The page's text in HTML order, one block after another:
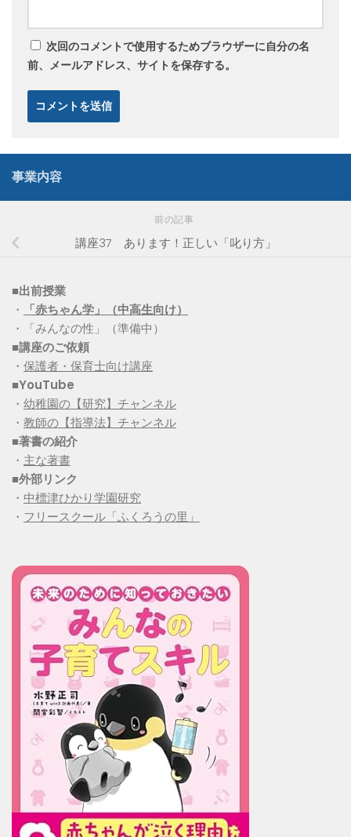
次回のコメントで使用するためブラウザーに自分の名
前、メールアドレス、サイトを保存する。
事業内容
前の記事
講座37 あります！正しい「叱り方」
■出前授業
・
「赤ちゃん学」（中高生向け）
・「みんなの性」（準備中）
■講座のご依頼
・ 保護者・保育士向け講座
■YouTube
・ 幼稚園の【研究】チャンネル
・ 教師の【指導法】チャンネル
■著書の紹介
・ 主な著書
■外部リンク
・ 中標津ひかり学園研究
・ フリースクール「ふくろうの里」